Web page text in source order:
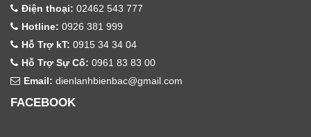
Điện thoại: 02462 543 777
Hotline: 0926 381 999
Hỗ Trợ kT: 0915 34 34 04
Hỗ Trợ Sự Cố: 0961 83 83 00
Email: dienlanhbienbac@gmail.com
FACEBOOK